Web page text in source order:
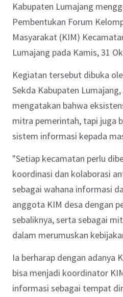
Kabupaten Lumajang
Pembentukan Forum
Masyarakat (KIM)
Lumajang pada Kamis, 31
Kegiatan tersebut dibuka
Sekda Kabupaten
mengatakan bahwa
mitra pemerintah, tapi juga
sistem informasi kepada
"Setiap kecamatan perlu
koordinasi dan kolaborasi
sebagai wahana informasi
anggota KIM desa dengan
sebaliknya, serta sebagai
dalam merumuskan
Ia berharap dengan adanya
bisa menjadi koordinator
informasi sebagai tempat